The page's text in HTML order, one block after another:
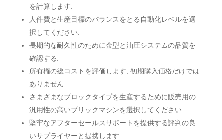
を計算します.
人件費と生産目標のバランスをとる自動化レベルを選
択してください.
長期的な耐久性のために金型と油圧システムの品質を
確認する.
所有権の総コストを評価します, 初期購入価格だけでは
ありません.
さまざまなブロックタイプを生産するために販売用の
汎用性の高いブリックマシンを選択してください.
堅牢なアフターセールスサポートを提供する評判の良
いサプライヤーと提携します.